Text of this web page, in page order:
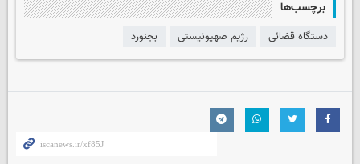
برچسب‌ها
دستگاه قضائی رژیم صهیونیستی بجنورد